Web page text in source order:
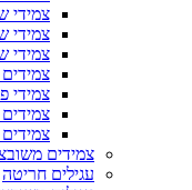
צמידי
צמידי
צמידי
צמידי
צמידים
עגילים חריטה